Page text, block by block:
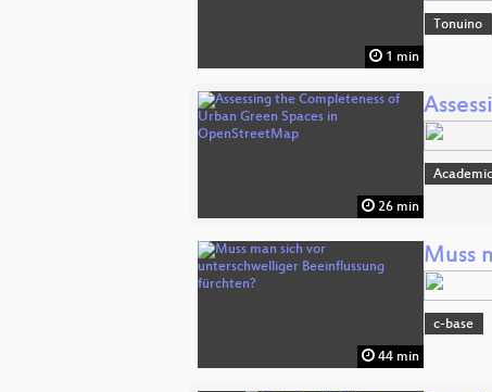
1 min
Tonuino
26 min
Academic
44 min
Muss
c-base